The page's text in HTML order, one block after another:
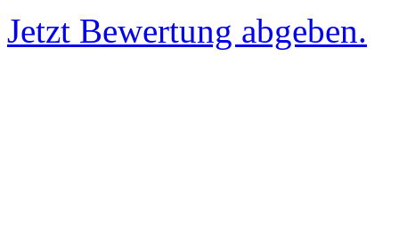
Jetzt Bewertung abgeben.